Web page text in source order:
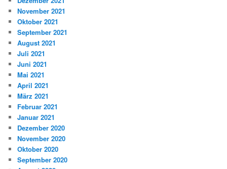
November 2021
Oktober 2021
September 2021
August 2021
Juli 2021
Juni 2021
Mai 2021
April 2021
März 2021
Februar 2021
Januar 2021
Dezember 2020
November 2020
Oktober 2020
September 2020